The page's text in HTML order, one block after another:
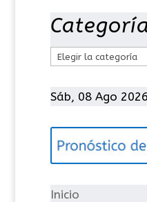
t
g
í
Sáb, 08 Ago
Inicio